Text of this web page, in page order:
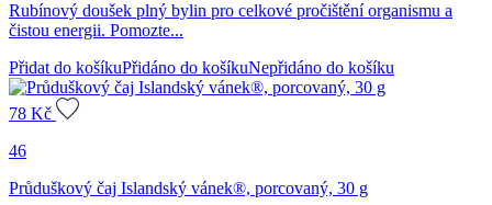
Rubínový doušek plný bylin pro celkové pročištění organismu a
čistou energii. Pomozte...
Přidat do košíkuPřidáno do košíkuNepřidáno do košíku
78 Kč
46
Průduškový čaj Islandský vánek®, porcovaný, 30 g